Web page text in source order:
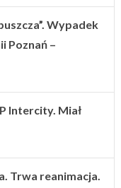
Wypadek
Poznań –
Intercity. Miał
Trwa reanimacja.